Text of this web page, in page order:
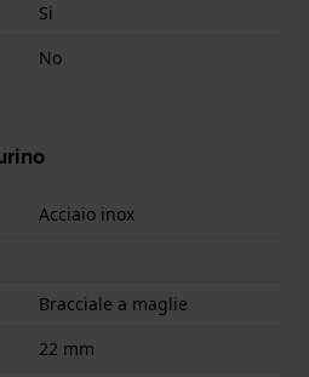
Si
No
Acciaio inox
Bracciale a maglie
22 mm